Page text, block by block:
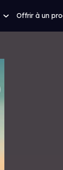
Offrir à un